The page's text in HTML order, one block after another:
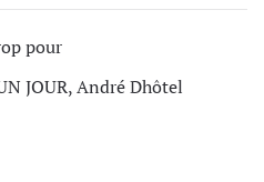
pour
JOUR, André Dhôtel